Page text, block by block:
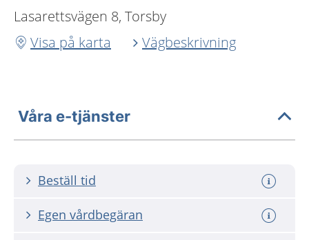
Lasarettsvägen 8, Torsby
Visa på karta
Vägbeskrivning
Våra e-tjänster
Beställ tid
Egen vårdbegäran